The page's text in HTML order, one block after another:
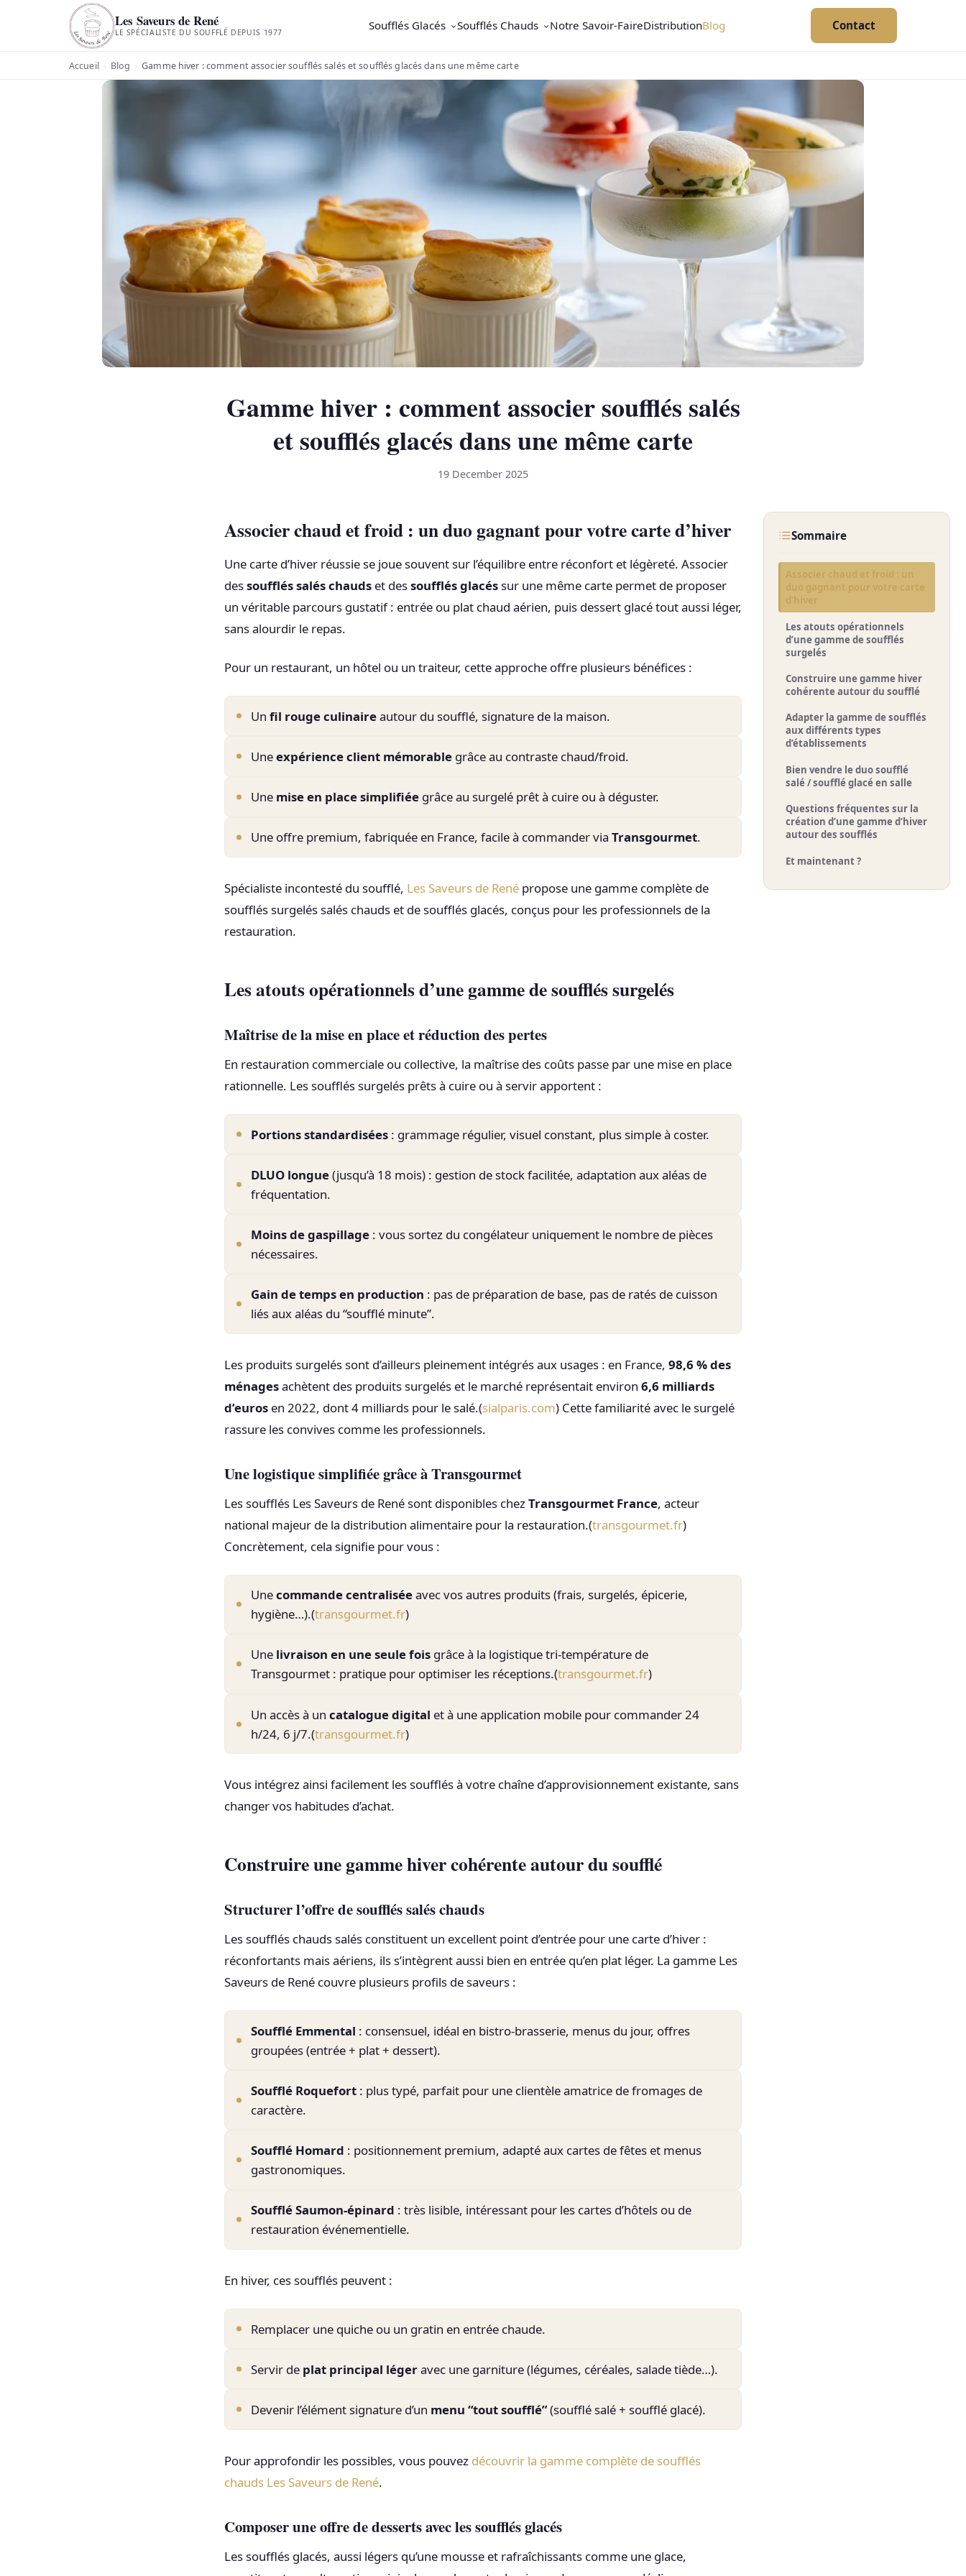
Les Saveurs de René
LE SPÉCIALISTE DU SOUFFLÉ DEPUIS 1977 Soufflés Glacés Soufflés Chauds Notre Savoir-FaireDistributionBlog Contact
Accueil › Blog › Gamme hiver : comment associer soufflés salés et soufflés glacés dans une même carte
Gamme hiver : comment associer soufflés salés
et soufflés glacés dans une même carte
19 December 2025
Associer chaud et froid : un duo gagnant pour votre carte d’hiver
Une carte d’hiver réussie se joue souvent sur l’équilibre entre réconfort et légèreté. Associer
dessoufflés salés chauds et dessoufflés glacéssur une même carte permet de proposer
un véritable parcours gustatif : entrée ou plat chaud aérien, puis dessert glacé tout aussi léger,
sans alourdir le repas.
Pour un restaurant, un hôtel ou un traiteur, cette approche offre plusieurs bénéfices :
Un fil rouge culinaireautour du soufflé, signature de la maison.
Uneexpérience client mémorable grâce au contraste chaud/froid.
Une mise en place simplifiée grâce au surgelé prêt à cuire ou à déguster.
Une offre premium, fabriquée en France, facile à commander via Transgourmet.
Spécialiste incontesté du soufflé, Les Saveurs de René propose une gamme complète de
soufflés surgelés salés chauds et de soufflés glacés, conçus pour les professionnels de la
restauration.
Les atouts opérationnels d’une gamme de soufflés surgelés
Maîtrise de la mise en place et réduction des pertes
En restauration commerciale ou collective, la maîtrise des coûts passe par une mise en place
rationnelle. Les soufflés surgelés prêts à cuire ou à servir apportent :
Portions standardisées : grammage régulier, visuel constant, plus simple à coster.
DLUO longue(jusqu’à 18 mois) : gestion de stock facilitée, adaptation aux aléas de
fréquentation.
Moins de gaspillage : vous sortez du congélateur uniquement le nombre de pièces
nécessaires.
Gain de temps en production : pas de préparation de base, pas de ratés de cuisson
liés aux aléas du “soufflé minute”.
Les produits surgelés sont d’ailleurs pleinement intégrés aux usages : en France, 98,6 % des
ménagesachètent des produits surgelés et le marché représentait environ 6,6 milliards
d’euros en 2022, dont 4 milliards pour le salé.(sialparis.com) Cette familiarité avec le surgelé
rassure les convives comme les professionnels.
Une logistique simplifiée grâce à Transgourmet
Les soufflés Les Saveurs de René sont disponibles chezTransgourmet France, acteur
national majeur de la distribution alimentaire pour la restauration.(transgourmet.fr)
Concrètement, cela signifie pour vous :
Unecommande centraliséeavec vos autres produits (frais, surgelés, épicerie,
hygiène…).(transgourmet.fr)
Une livraison en une seule fois grâce à la logistique tri-température de
Transgourmet : pratique pour optimiser les réceptions.(transgourmet.fr)
Un accès à un catalogue digital et à une application mobile pour commander 24
h/24, 6 j/7.(transgourmet.fr)
Vous intégrez ainsi facilement les soufflés à votre chaîne d’approvisionnement existante, sans
changer vos habitudes d’achat.
Construire une gamme hiver cohérente autour du soufflé
Structurer l’offre de soufflés salés chauds
Les soufflés chauds salés constituent un excellent point d’entrée pour une carte d’hiver :
réconfortants mais aériens, ils s’intègrent aussi bien en entrée qu’en plat léger. La gamme Les
Saveurs de René couvre plusieurs profils de saveurs :
Soufflé Emmental : consensuel, idéal en bistro-brasserie, menus du jour, offres
groupées (entrée + plat + dessert).
Soufflé Roquefort : plus typé, parfait pour une clientèle amatrice de fromages de
caractère.
Soufflé Homard : positionnement premium, adapté aux cartes de fêtes et menus
gastronomiques.
Soufflé Saumon-épinard : très lisible, intéressant pour les cartes d’hôtels ou de
restauration événementielle.
En hiver, ces soufflés peuvent :
Remplacer une quiche ou un gratin en entrée chaude.
Servir de plat principal légeravec une garniture (légumes, céréales, salade tiède…).
Devenir l’élément signature d’un menu “tout soufflé”(soufflé salé + soufflé glacé).
Pour approfondir les possibles, vous pouvez découvrir la gamme complète de soufflés
chauds Les Saveurs de René.
Composer une offre de desserts avec les soufflés glacés
Les soufflés glacés, aussi légers qu’une mousse et rafraîchissants comme une glace,
Sommaire
Associer chaud et froid : un
duo gagnant pour votre carte
d’hiver
Les atouts opérationnels
d’une gamme de soufflés
surgelés
Construire une gamme hiver
cohérente autour du soufflé
Adapter la gamme de soufflés
aux différents types
d’établissements
Bien vendre le duo soufflé
salé / soufflé glacé en salle
Questions fréquentes sur la
création d’une gamme d’hiver
autour des soufflés
Et maintenant ?